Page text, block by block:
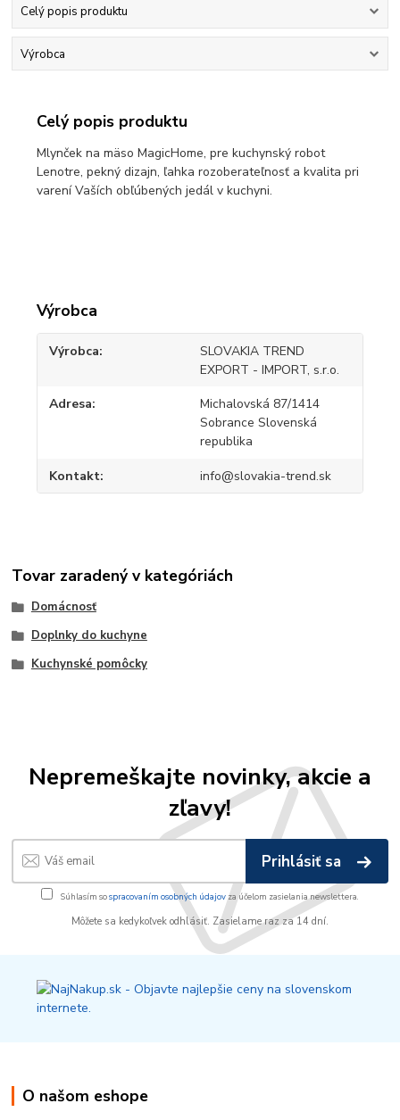
Celý popis produktu
Výrobca
Celý popis produktu
Mlynček na mäso MagicHome, pre kuchynský robot
Lenotre, pekný dizajn, ľahka rozoberateľnosť a kvalita pri
varení Vaších obľúbených jedál v kuchyni.
Výrobca
Výrobca
SLOVAKIA TREND
EXPORT - IMPORT, s.r.o.
Adresa
Michalovská 87/1414
Sobrance Slovenská
republika
Kontakt info@slovakia-trend.sk
Tovar zaradený v kategóriách
Domácnosť
Doplnky do kuchyne
Kuchynské pomôcky
Nepremeškajte novinky, akcie a
zľavy!
Prihlásiť sa
Súhlasím sospracovaním osobných údajovza účelom zasielania newslettera.
Môžete sa kedykoľvek odhlásiť. Zasielame raz za 14 dní.
O našom eshope